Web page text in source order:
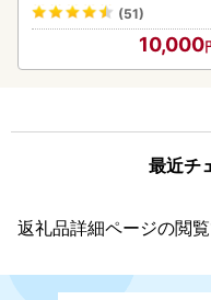
(51)
10,000
最近チ
返礼品詳細ページの閲